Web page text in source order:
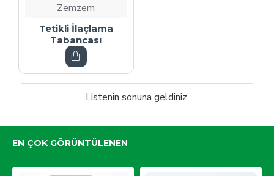
Zemzem
Tetikli İlaçlama
Tabancası
Listenin sonuna geldiniz.
EN ÇOK GÖRÜNTÜLENEN